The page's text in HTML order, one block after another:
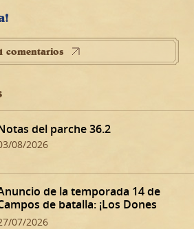
1 comentarios
del parche 36.2
08/2026
de la temporada 14 de
de batalla: ¡Los Dones
de Dalaran!
07/2026